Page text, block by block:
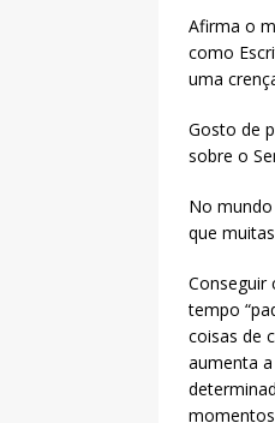
Afirma o
como
uma
Gosto de
sobre o
No
que
Conseguir
tempo
coisas de
aumenta